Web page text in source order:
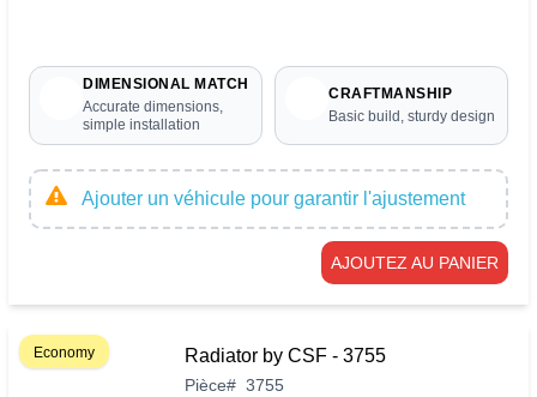
DIMENSIONAL MATCH
Accurate dimensions,
simple installation
CRAFTMANSHIP
Basic build, sturdy design
Ajouter un véhicule pour garantir l'ajustement
AJOUTEZ AU PANIER
Economy Radiator by CSF - 3755
Pièce# 3755